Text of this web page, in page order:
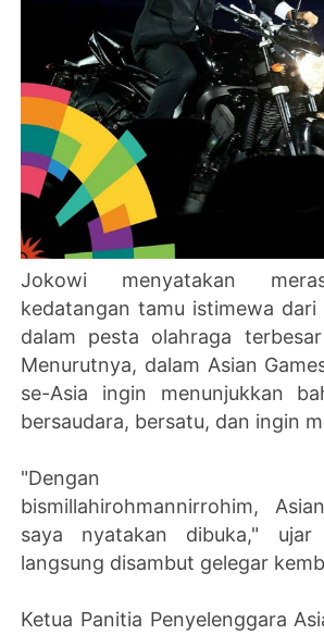
Jokowi menyatakan
kedatangan tamu istimewa dari
dalam pesta olahraga
Menurutnya, dalam Asian
se-Asia ingin menunjukkan
bersaudara, bersatu, dan ingin
"Dengan
bismillahirohmannirrohim,
saya nyatakan dibuka,"
langsung disambut gelegar
Ketua Panitia Penyelenggara